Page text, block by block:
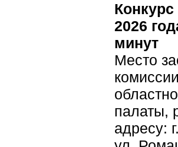
2026
минут
Место
палаты,
адресу: